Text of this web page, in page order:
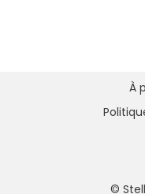
©
À